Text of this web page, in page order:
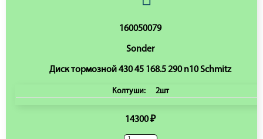
160050079
Sonder
Диск тормозной 430 45 168.5 290 n10 Schmitz
Колтуши: 2шт
14300 ₽